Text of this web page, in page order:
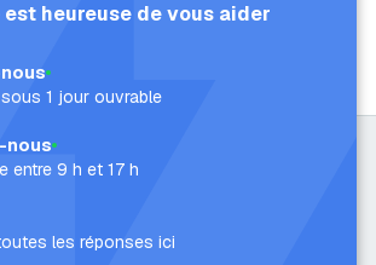
heureuse de vous aider
1 jour ouvrable
nous
entre 9 h et 17 h
les réponses ici